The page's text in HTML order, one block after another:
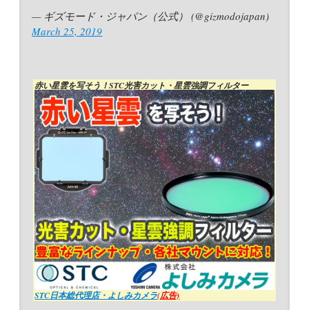
— ギズモード・ジャパン（公式） (@gizmodojapan)
March 25, 2019
赤い星雲を写そう！STC光害カット・星雲強調フィルター
STC日本総代理店・よしみカメラ(広告)